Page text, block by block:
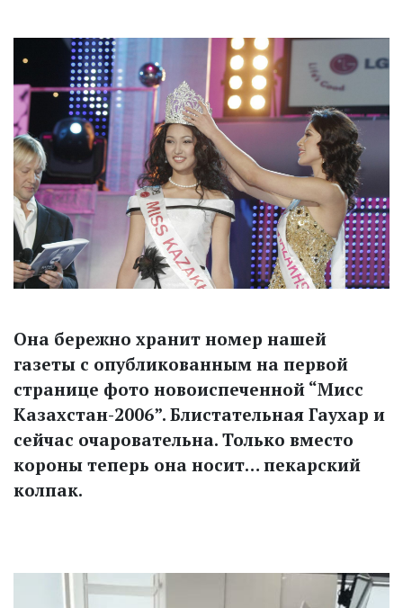
Она бережно хранит номер нашей
газеты с опубликованным на первой
странице фото новоиспеченной “Мисс
Казахстан-2006”. Блистательная Гаухар и
сейчас очаровательна. Только вместо
короны теперь она носит… пекарский
колпак.